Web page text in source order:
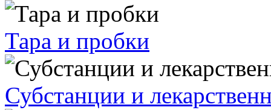
Тара и пробки
Субстанции и